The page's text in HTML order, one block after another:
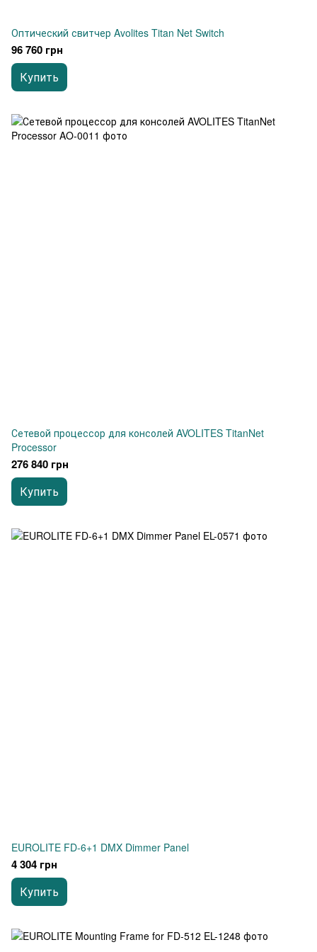
Оптический свитчер Avolites Titan Net Switch
96 760 грн
Купить
Сетевой процессор для консолей AVOLITES TitanNet
Processor
276 840 грн
Купить
EUROLITE FD-6+1 DMX Dimmer Panel
4 304 грн
Купить